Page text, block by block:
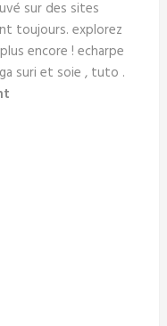
sur des sites
toujours. explorez
encore ! echarpe
suri et soie , tuto .